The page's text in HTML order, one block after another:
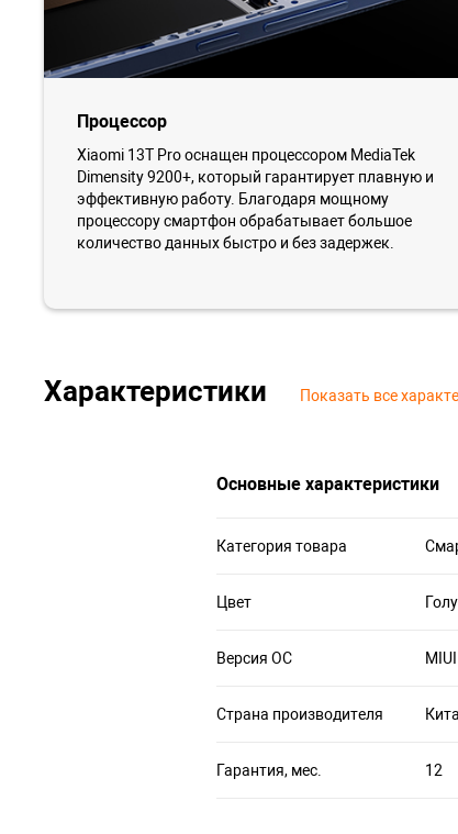
Процессор
Xiaomi 13T Pro оснащен процессором MediaTek
Dimensity 9200+, который гарантирует плавную и
эффективную работу. Благодаря мощному
процессору смартфон обрабатывает большое
количество данных быстро и без задержек.
Характеристики Показать все
Основные характеристики
Категория товара
Цвет
Версия ОС
Страна производителя
Гарантия, мес. 12